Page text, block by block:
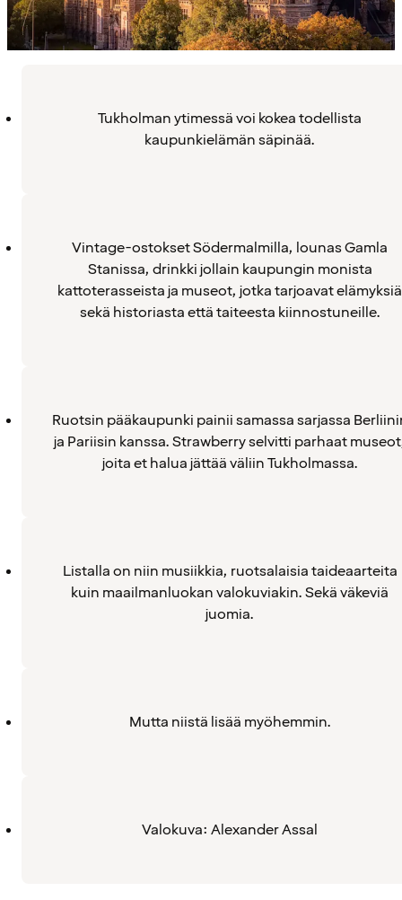
Tukholman ytimessä voi kokea todellista
kaupunkielämän säpinää.
Vintage-ostokset Södermalmilla, lounas Gamla
Stanissa, drinkki jollain kaupungin monista
kattoterasseista ja museot, jotka tarjoavat elämyksiä
sekä historiasta että taiteesta kiinnostuneille.
Ruotsin pääkaupunki painii samassa sarjassa
ja Pariisin kanssa. Strawberry selvitti parhaat
joita et halua jättää väliin Tukholmassa.
Listalla on niin musiikkia, ruotsalaisia taideaarteita
kuin maailmanluokan valokuviakin. Sekä väkeviä
juomia.
Mutta niistä lisää myöhemmin.
Valokuva: Alexander Assal